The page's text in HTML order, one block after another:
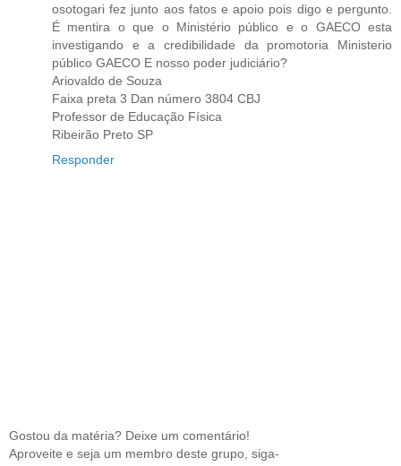
osotogari fez junto aos fatos e apoio pois digo e pergunto.
É mentira o que o Ministério público e o GAECO esta
investigando e a credibilidade da promotoria Ministerio
público GAECO E nosso poder judiciário?
Ariovaldo de Souza
Faixa preta 3 Dan número 3804 CBJ
Professor de Educação Física
Ribeirão Preto SP
Responder
Gostou da matéria? Deixe um comentário!
Aproveite e seja um membro deste grupo, siga-